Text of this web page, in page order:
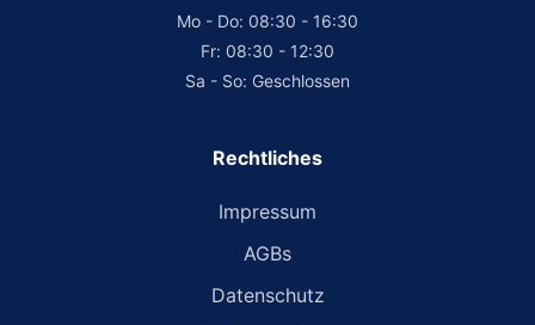
Mo - Do: 08:30 - 16:30
Fr: 08:30 - 12:30
Sa - So: Geschlossen
Rechtliches
Impressum
AGBs
Datenschutz